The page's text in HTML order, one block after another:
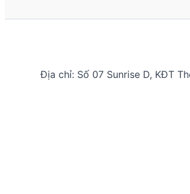
Địa chỉ: Số 07 Sunrise D, KĐT